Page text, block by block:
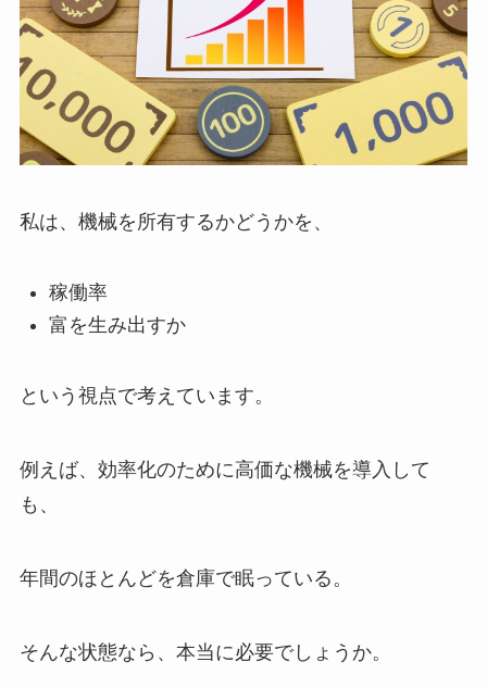
私は、機械を所有するかどうかを、
稼働率
富を生み出すか
という視点で考えています。
例えば、効率化のために高価な機械を導入して
も、
年間のほとんどを倉庫で眠っている。
そんな状態なら、本当に必要でしょうか。